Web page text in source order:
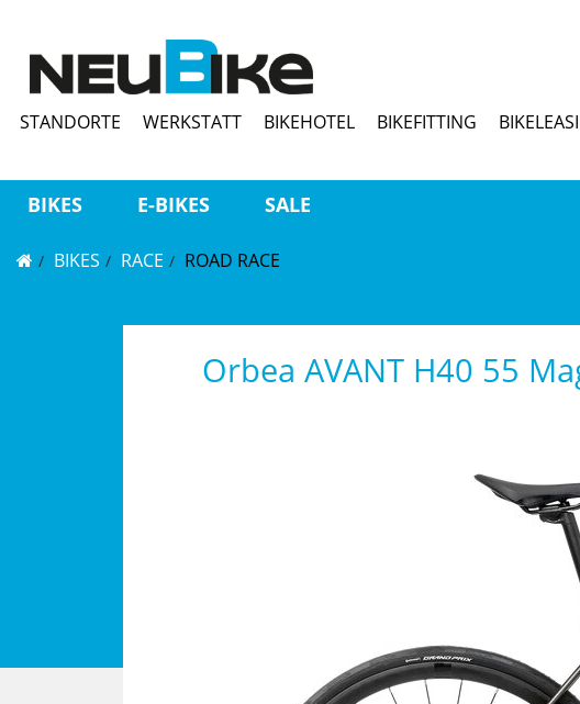
STANDORTE WERKSTATT BIKEHOTEL BIKEFITTING
BIKES E-BIKES SALE
BIKES RACE ROAD RACE
Orbea AVANT H40 55